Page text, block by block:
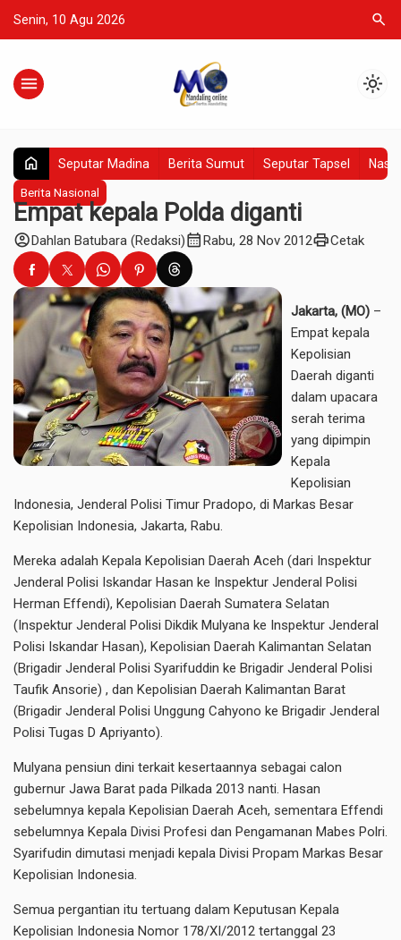
Senin, 10 Agu 2026 search
menu light_mode
home Seputar Madina Berita Sumut Seputar Tapsel
Berita Nasional
Empat kepala Polda diganti
account_circleDahlan Batubara (Redaksi)calendar_monthRabu, 28 Nov 2012printCetak
Jakarta, (MO) –
Empat kepala
Kepolisian
Daerah diganti
dalam upacara
serah terima
yang dipimpin
Kepala
Kepolisian
Indonesia, Jenderal Polisi Timur Pradopo, di Markas Besar
Kepolisian Indonesia, Jakarta, Rabu.
Mereka adalah Kepala Kepolisian Daerah Aceh (dari Inspektur
Jenderal Polisi Iskandar Hasan ke Inspektur Jenderal Polisi
Herman Effendi), Kepolisian Daerah Sumatera Selatan
(Inspektur Jenderal Polisi Dikdik Mulyana ke Inspektur Jenderal
Polisi Iskandar Hasan), Kepolisian Daerah Kalimantan Selatan
(Brigadir Jenderal Polisi Syarifuddin ke Brigadir Jenderal Polisi
Taufik Ansorie) , dan Kepolisian Daerah Kalimantan Barat
(Brigadir Jenderal Polisi Unggung Cahyono ke Brigadir Jenderal
Polisi Tugas D Apriyanto).
Mulyana pensiun dini terkait kesertaannya sebagai calon
gubernur Jawa Barat pada Pilkada 2013 nanti. Hasan
sebelumnya kepala Kepolisian Daerah Aceh, sementara Effendi
sebelumnya Kepala Divisi Profesi dan Pengamanan Mabes Polri.
Syarifudin dimutasi menjadi kepala Divisi Propam Markas Besar
Kepolisian Indonesia.
Semua pergantian itu tertuang dalam Keputusan Kepala
Kepolisian Indonesia Nomor 178/XI/2012 tertanggal 23